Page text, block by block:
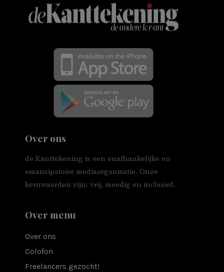
Over ons
de Kanttekening is een onafhankelijke en
emancipatoire mediaorganisatie. Onze
kernwaarden zijn: vrij, moedig en inclusief.
Over menu
Over ons
Colofon
Freelancers gezocht!